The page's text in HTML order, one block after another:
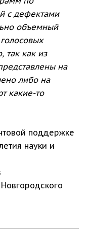
с дефектами
объемный
так как из
на
либо на
какие-то
поддержке
науки и
Новгородского